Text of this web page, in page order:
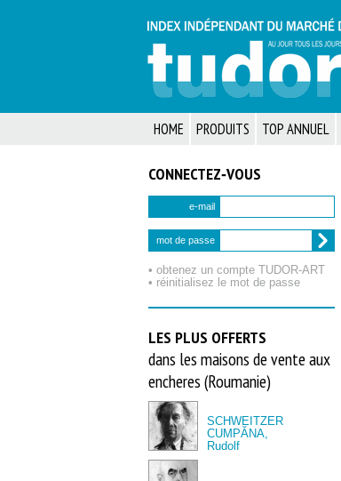
HOME PRODUITS TOP ANNUEL
CONNECTEZ‑VOUS
e-mail
mot de passe
• obtenez un compte TUDOR‑ART
• réinitialisez le mot de passe
LES PLUS OFFERTS
dans les maisons de vente aux
encheres (Roumanie)
SCHWEITZER
CUMPĂNA,
Rudolf